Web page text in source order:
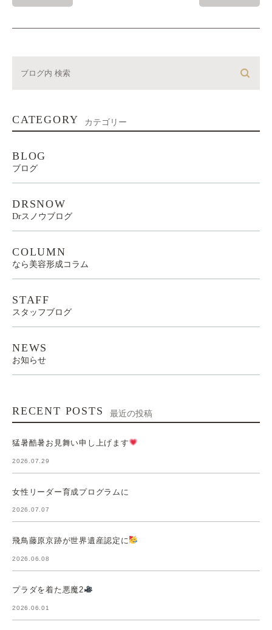
CATEGORY カテゴリー
BLOG
ブログ
DRSNOW
Drスノウブログ
COLUMN
なら美容形成コラム
STAFF
スタッフブログ
NEWS
お知らせ
RECENT POSTS 最近の投稿
猛暑酷暑お見舞い申し上げます
2026.07.29
女性リーダー育成プログラムに
2026.07.07
飛鳥藤原京跡が世界遺産認定に
2026.06.08
プラダを着た悪魔2
2026.06.01